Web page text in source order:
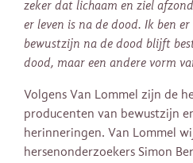
zeker dat lichaam en ziel
er leven is na de dood. Ik ben
bewustzijn na de dood blijft
dood, maar een andere vorm
Volgens Van Lommel zijn de
producenten van bewustzijn
herinneringen. Van Lommel
hersenonderzoekers Simon